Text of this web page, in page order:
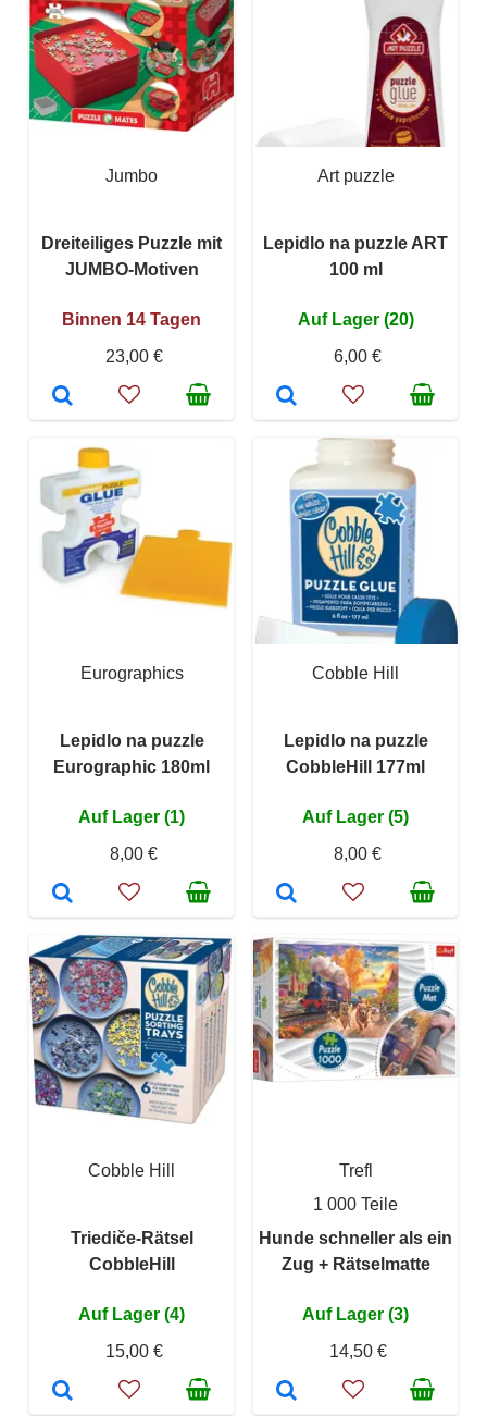
Jumbo
Dreiteiliges Puzzle mit
JUMBO-Motiven
Binnen 14 Tagen
23,00 €
Art puzzle
Lepidlo na puzzle ART
100 ml
Auf Lager (20)
6,00 €
Eurographics
Lepidlo na puzzle
Eurographic 180ml
Auf Lager (1)
8,00 €
Cobble Hill
Lepidlo na puzzle
CobbleHill 177ml
Auf Lager (5)
8,00 €
Cobble Hill
Triediče-Rätsel
CobbleHill
Auf Lager (4)
15,00 €
Trefl
1 000 Teile
Hunde schneller als ein
Zug + Rätselmatte
Auf Lager (3)
14,50 €